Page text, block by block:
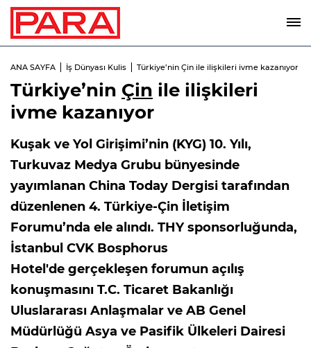
ANA SAYFA İş Dünyası Kulis Türkiye’nin Çin ile ilişkileri ivme kazanıyor
Türkiye’nin Çin ile ilişkileri
ivme kazanıyor
Kuşak ve Yol Girişimi’nin (KYG) 10. Yılı,
Turkuvaz Medya Grubu bünyesinde
yayımlanan China Today Dergisi tarafından
düzenlenen 4. Türkiye-Çin İletişim
Forumu’nda ele alındı. THY sponsorluğunda,
İstanbul CVK Bosphorus
Hotel'de gerçekleşen forumun açılış
konuşmasını T.C. Ticaret Bakanlığı
Uluslararası Anlaşmalar ve AB Genel
Müdürlüğü Asya ve Pasifik Ülkeleri Dairesi